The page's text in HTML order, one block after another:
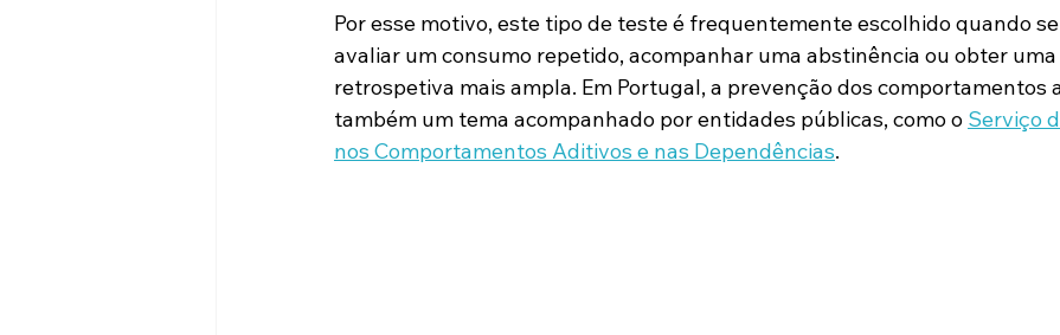
Por esse motivo, este tipo de teste é frequentemente escolhido quando
avaliar um consumo repetido, acompanhar uma abstinência ou obter
retrospetiva mais ampla. Em Portugal, a prevenção dos comportamentos
também um tema acompanhado por entidades públicas, como o Serviço
nos Comportamentos Aditivos e nas Dependências.